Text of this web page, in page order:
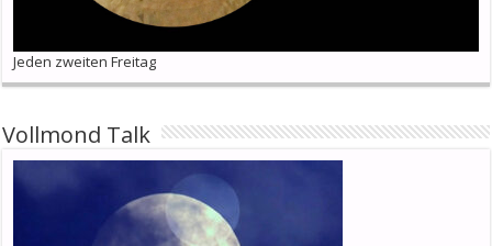
Jeden zweiten Freitag
Vollmond Talk